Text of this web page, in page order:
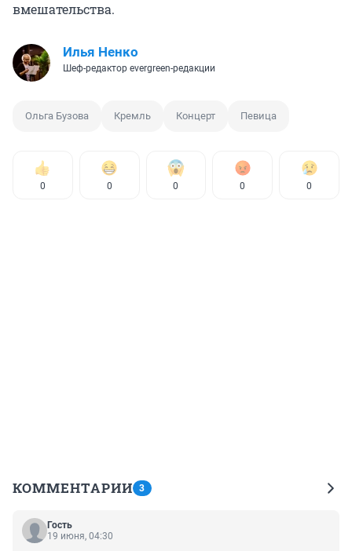
вмешательства.
Илья Ненко
Шеф-редактор evergreen-редакции
Ольга Бузова Кремль Концерт Певица
0 0 0 0 0
КОММЕНТАРИИ 3
Гость
19 июня, 04:30